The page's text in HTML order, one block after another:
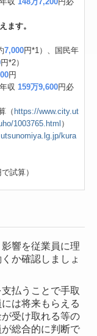
ます。
7,000円*1）、国民年
円*2）
円
収 159万9,600円必
（ https://www.city.ut
1003765.html ）
kura
試算）
響を従業員に理
か確認しましょ
払うことで手取
は将来もらえる
受け取れる等の
総合的に判断で